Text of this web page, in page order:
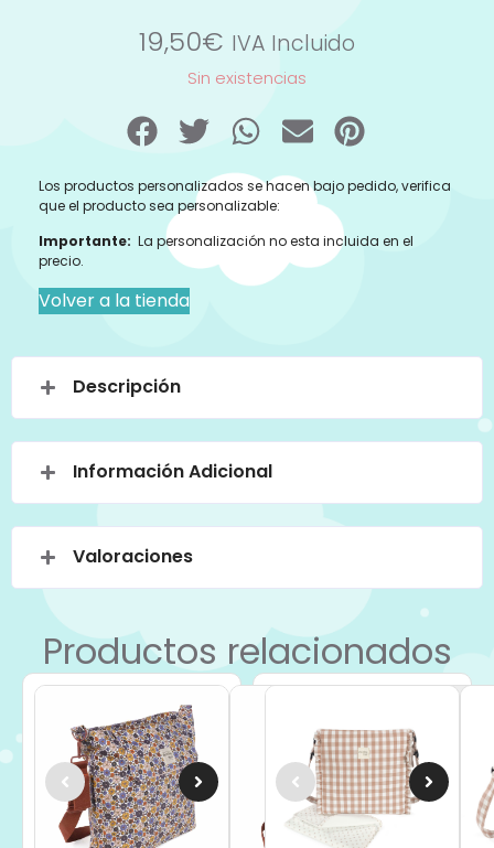
19,50€ IVA Incluido
Sin existencias
Los productos personalizados se hacen bajo pedido, verifica
que el producto sea personalizable:
Importante: La personalización no esta incluida en el
precio.
Volver a la tienda
Descripción
Información Adicional
Valoraciones
Productos relacionados